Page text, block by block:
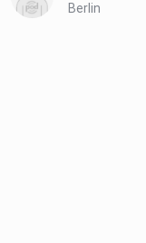
Berlin